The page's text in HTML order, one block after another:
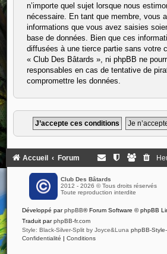
n’importe quel sujet lorsque nous
nécessaire. En tant que membre, vous
informations que vous avez saisies
base de données. Bien que ces
diffusées à une tierce partie sans votre
« Club Des Bâtards », ni phpBB ne
responsables en cas de tentative de
compromettre les données.
Accueil Forum
Club Des Bâtards
2012 - 2026 © Tous droits réservés
Toute reproduction interdite
Développé parphpBB® Forum Software © phpBB
Traduit parphpBB-fr.com
Style: Black-Silver-Split by Joyce&Luna phpBB-
Confidentialité | Conditions